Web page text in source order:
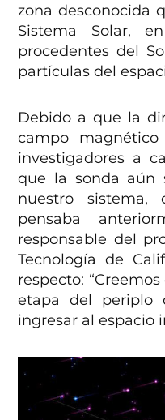
zona desconocida
Sistema Solar,
procedentes del
partículas del
Debido a que la
campo
investigadores a
que la sonda aún
nuestro
pensaba
responsable del
Tecnología de
respecto:
etapa del periplo
ingresar al espacio